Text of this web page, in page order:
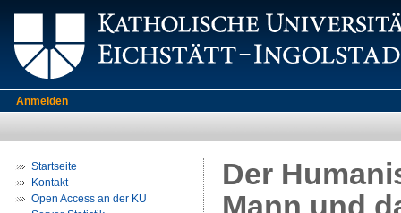
Anmelden
Startseite
Kontakt
Open Access an der KU
Der
Mann und